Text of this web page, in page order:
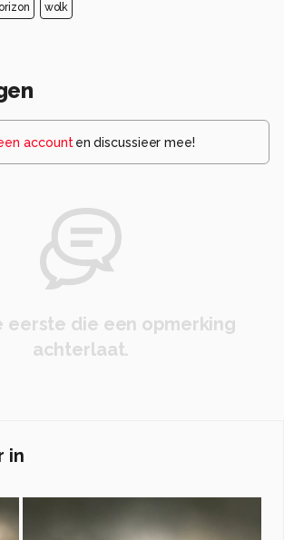
wolk
account en discussieer mee!
eerste die een opmerking
achterlaat.
in